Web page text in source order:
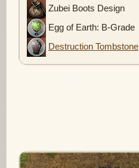
Zubei Boots Design
Egg of Earth: B-Grade
Destruction Tombstone